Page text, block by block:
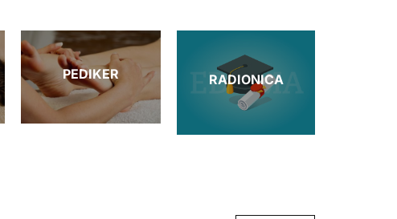
PEDIKER RADIONICA